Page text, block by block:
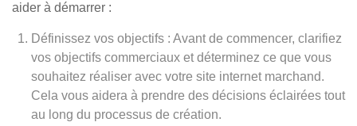
aider à démarrer :
Définissez vos objectifs : Avant de commencer, clarifiez
vos objectifs commerciaux et déterminez ce que vous
souhaitez réaliser avec votre site internet marchand.
Cela vous aidera à prendre des décisions éclairées tout
au long du processus de création.